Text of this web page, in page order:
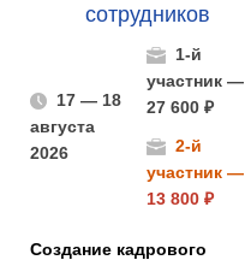
сотрудников
17 — 18
августа
2026
1-й
участник —
27 600 ₽
2-й
участник —
13 800 ₽
Создание кадрового